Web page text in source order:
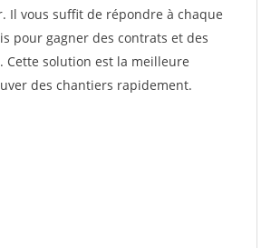
Il vous suffit de répondre à chaque
pour gagner des contrats et des
Cette solution est la meilleure
des chantiers rapidement.